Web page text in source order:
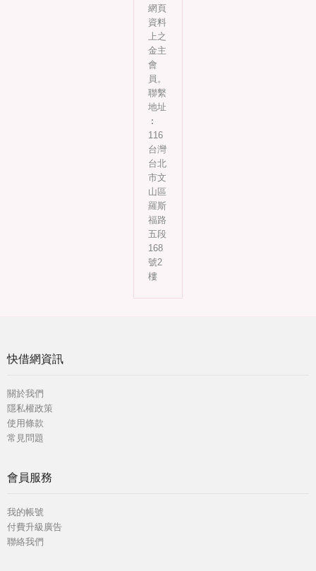
網頁
資料
上之
金主
會
員。
聯繫
地址
︰
116
台灣
台北
市文
山區
羅斯
福路
五段
168
號2
樓
快借網資訊
關於我們
隱私權政策
使用條款
常見問題
會員服務
我的帳號
付費升級廣告
聯絡我們